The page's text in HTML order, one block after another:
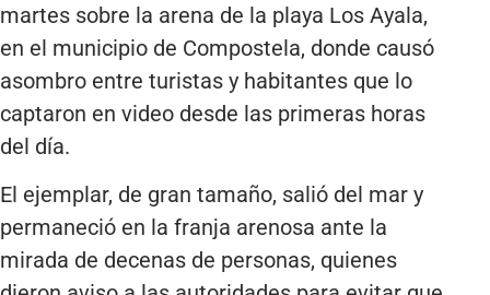
martes sobre la arena de la playa Los Ayala,
en el municipio de Compostela, donde causó
asombro entre turistas y habitantes que lo
captaron en video desde las primeras horas
del día.
El ejemplar, de gran tamaño, salió del mar y
permaneció en la franja arenosa ante la
mirada de decenas de personas, quienes